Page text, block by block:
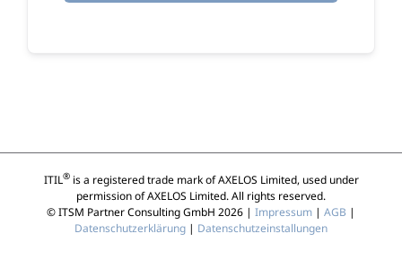
ITIL®is a registered trade mark of AXELOS Limited, used under
permission of AXELOS Limited. All rights reserved.
© ITSM Partner Consulting GmbH 2026 | Impressum | AGB |
Datenschutzerklärung | Datenschutzeinstallungen